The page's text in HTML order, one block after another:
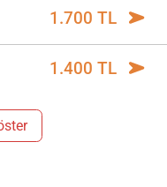
1.700 TL
1.400 TL